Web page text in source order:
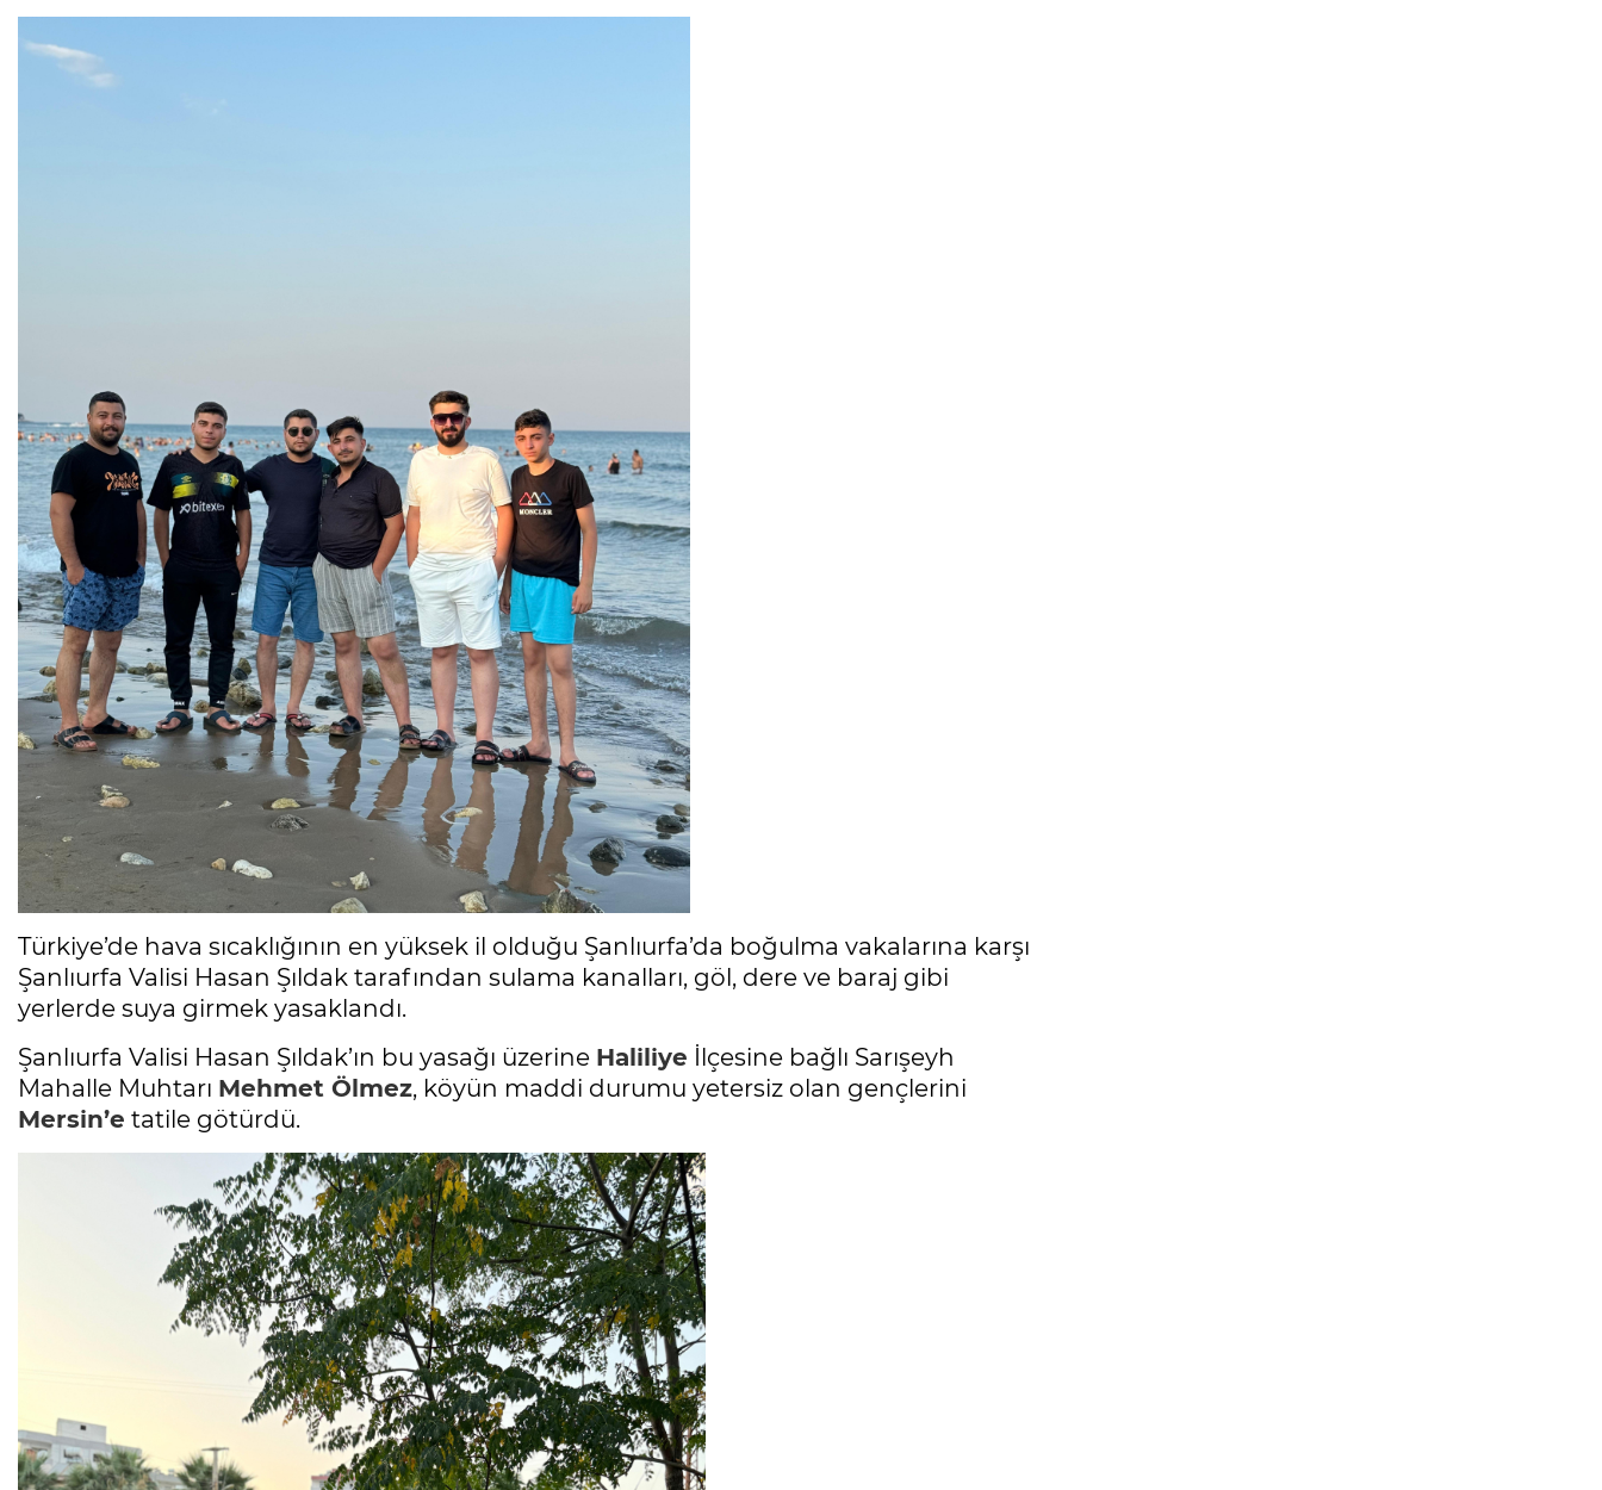
Türkiye’de hava sıcaklığının en yüksek il olduğu Şanlıurfa’da boğulma vakalarına karşı
Şanlıurfa Valisi Hasan Şıldak tarafından sulama kanalları, göl, dere ve baraj gibi
yerlerde suya girmek yasaklandı.
Şanlıurfa Valisi Hasan Şıldak’ın bu yasağı üzerine Haliliye İlçesine bağlı Sarışeyh
Mahalle Muhtarı Mehmet Ölmez, köyün maddi durumu yetersiz olan gençlerini
Mersin’e tatile götürdü.